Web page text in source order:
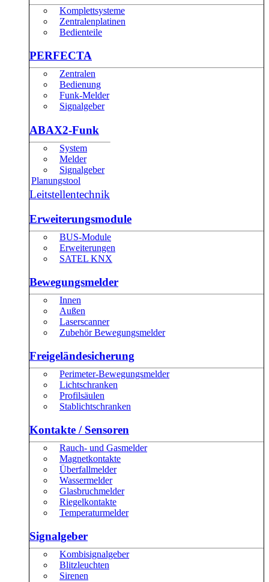
Komplettsysteme
Zentralenplatinen
Bedienteile
PERFECTA
Zentralen
Bedienung
Funk-Melder
Signalgeber
ABAX2-Funk
System
Melder
Signalgeber
Planungstool
Leitstellentechnik
Erweiterungsmodule
BUS-Module
Erweiterungen
SATEL KNX
Bewegungsmelder
Innen
Außen
Laserscanner
Zubehör Bewegungsmelder
Freigeländesicherung
Perimeter-Bewegungsmelder
Lichtschranken
Profilsäulen
Stablichtschranken
Kontakte / Sensoren
Rauch- und Gasmelder
Magnetkontakte
Überfallmelder
Wassermelder
Glasbruchmelder
Riegelkontakte
Temperaturmelder
Signalgeber
Kombisignalgeber
Blitzleuchten
Sirenen